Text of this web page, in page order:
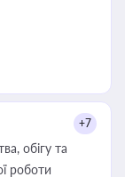
+7
обігу та
роботи